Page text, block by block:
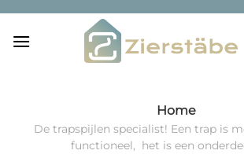
Home
De trapspijlen specialist! Een trap is
functioneel, het is een